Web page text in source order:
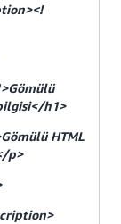
h1>
HTML
p>